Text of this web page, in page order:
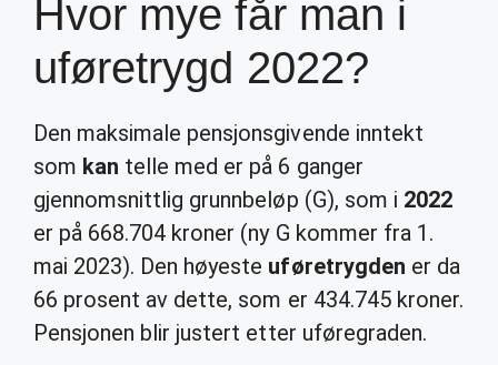
Hvor mye får man i
uføretrygd 2022?
Den maksimale pensjonsgivende inntekt
som kan telle med er på 6 ganger
gjennomsnittlig grunnbeløp (G), som i 2022
er på 668.704 kroner (ny G kommer fra 1.
mai 2023). Den høyeste uføretrygden er da
66 prosent av dette, som er 434.745 kroner.
Pensjonen blir justert etter uføregraden.